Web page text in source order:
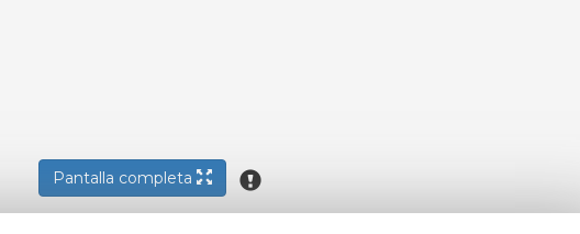
Pantalla completa